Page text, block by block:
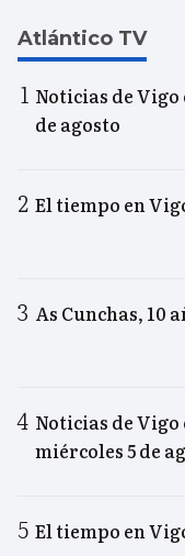
Atlántico TV
Noticias de Vigo
de agosto
El tiempo en
As Cunchas, 10
Noticias de
miércoles 5 de
El tiempo en